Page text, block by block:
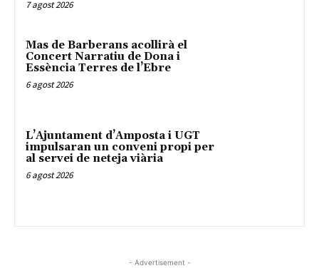
7 agost 2026
Mas de Barberans acollirà el
Concert Narratiu de Dona i
Essència Terres de l’Ebre
6 agost 2026
L’Ajuntament d’Amposta i UGT
impulsaran un conveni propi per
al servei de neteja viària
6 agost 2026
- Advertisement -